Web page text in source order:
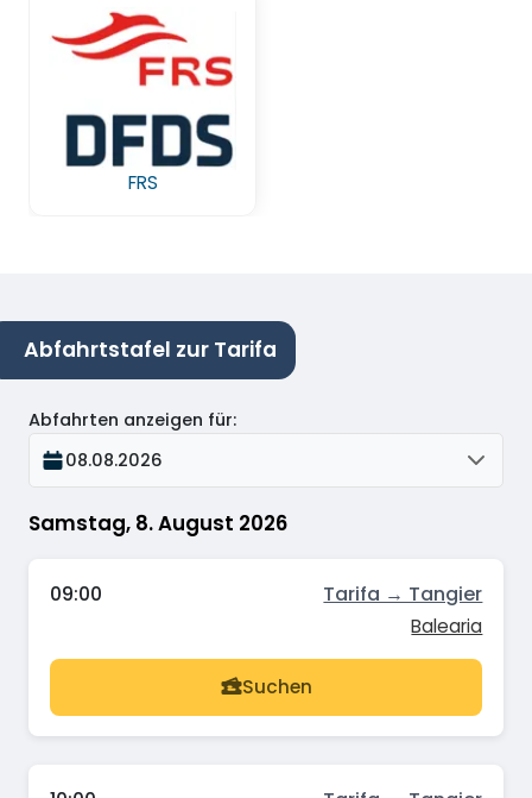
FRS
Abfahrtstafel zur Tarifa
Samstag, 8. August 2026
Abfahrten anzeigen für:
08.08.2026
09:00 Tarifa → Tangier
Balearia
Suchen